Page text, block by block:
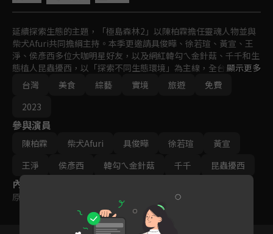
延續探索生態的主題，「極島森林2」以陳柏霖擔任靈魂人物並與
柴犬Afuri共同擔綱主持。本季更邀請具俊曄、徐若瑄、黃宣、王
淨、侯彥西多位大咖明星好友，以及網紅韓勾ㄟ金針菇、千千和生
態植人昆蟲擾西，以「探索不同生態環境」為主線，全台走透透，
從北到南，從宜蘭到小琉球，深入台灣原生種保護和永續發展領
域，透過娛樂挑戰和知識分享，感受台灣森林的療癒魅力。
顯示更多
台灣
美食 綜藝 實境 旅遊
免費
2023
參與演員
陳柏霖 柴犬Afuri 具俊曄 徐若瑄
黃宣
王淨
侯彥西 韓勾ㄟ金針菇 千千 昆蟲擾西
內容標籤
原創